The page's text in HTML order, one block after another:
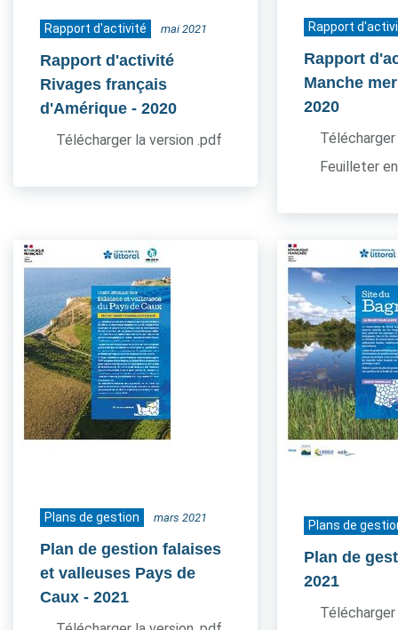
Rapport d'activité mai 2021
Rapport d'activité
Rivages français
d'Amérique - 2020
Télécharger la version .pdf
Rapport
Rapport
Manche
2020
Feuilleter
Plans de gestion mars 2021
Plan de gestion falaises
et valleuses Pays de
Caux - 2021
Plans de
Plan de
2021